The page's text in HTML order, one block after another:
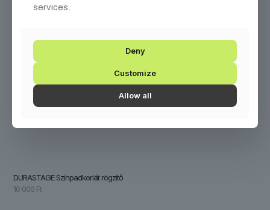
DURASTAGE Színpadkorlát rögzítő
10 000 Ft
services.
Deny
Customize
Allow all